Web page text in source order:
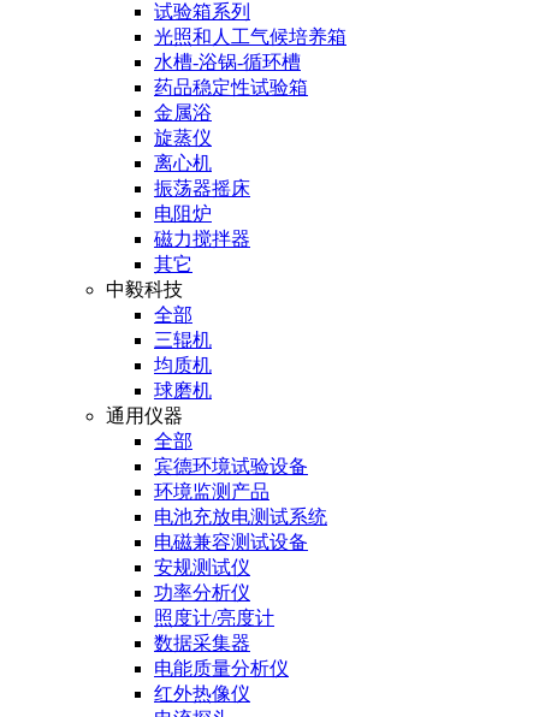
试验箱系列
光照和人工气候培养箱
水槽-浴锅-循环槽
药品稳定性试验箱
金属浴
旋蒸仪
离心机
振荡器摇床
电阻炉
磁力搅拌器
其它
中毅科技
全部
三辊机
均质机
球磨机
通用仪器
全部
宾德环境试验设备
环境监测产品
电池充放电测试系统
电磁兼容测试设备
安规测试仪
功率分析仪
照度计/亮度计
数据采集器
电能质量分析仪
红外热像仪